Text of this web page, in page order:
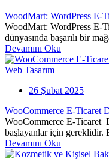
WoodMart: WordPress E-
WoodMart: WordPress E-
dünyasında başarılı bir
Devamını Oku
Web Tasarım
26 Şubat 2025
WooCommerce E-Ticaret
WooCommerce E-Ticaret
başlayanlar için gereklidir.
Devamını Oku